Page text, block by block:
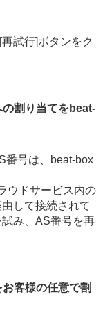
試行]ボタンをク
割り当てをbeat-
番号は、beat-box
ウドサービス内の
して接続されて
み、AS番号を再
客様の任意で割